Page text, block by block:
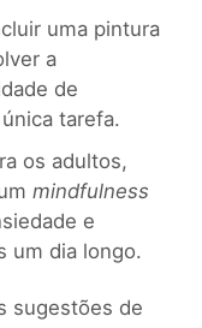
uma pintura
a
de
tarefa.
os adultos,
mindfulness
e
um dia longo.
sugestões de